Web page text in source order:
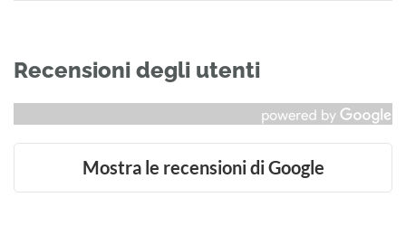
Recensioni degli utenti
Mostra le recensioni di Google